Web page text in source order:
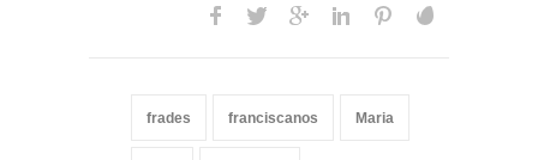
frades franciscanos Maria